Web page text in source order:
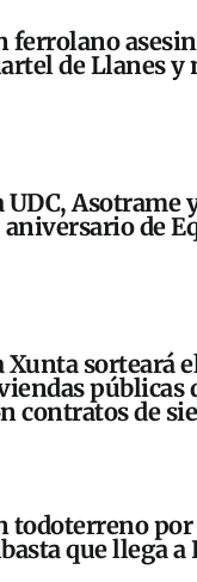
ferrolano
de Llanes y
UDC, Asotrame
aniversario de
Xunta sorteará
públicas
contratos de
todoterreno por
que llega a